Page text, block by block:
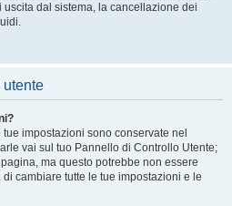
dal sistema, la cancellazione dei
utente
impostazioni sono conservate nel
vai sul tuo Pannello di Controllo Utente;
ma questo potrebbe non essere
cambiare tutte le tue impostazioni e le